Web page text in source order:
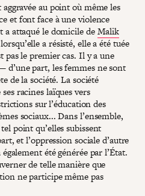
au point où même les
et font face à une violence
a attaqué le domicile deMalik
a résisté, elle a été tuée
pas le premier cas. Il y a une
d’une part, les femmes ne sont
de la société. La société
racines laïques vers
sur l’éducation des
sociaux... Dans l’ensemble,
point qu’elles subissent
et l’oppression sociale d’autre
été générée par l’État.
de telle manière que
ne participe même pas